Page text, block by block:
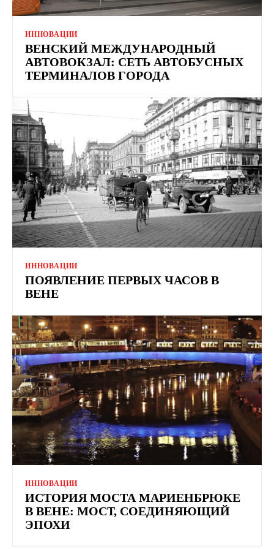
ИННОВАЦИИ
ВЕНСКИЙ МЕЖДУНАРОДНЫЙ
АВТОВОКЗАЛ: СЕТЬ АВТОБУСНЫХ
ТЕРМИНАЛОВ ГОРОДА
ИННОВАЦИИ
ПОЯВЛЕНИЕ ПЕРВЫХ ЧАСОВ В
ВЕНЕ
ИННОВАЦИИ
ИСТОРИЯ МОСТА МАРИЕНБРЮКЕ
В ВЕНЕ: МОСТ, СОЕДИНЯЮЩИЙ
ЭПОХИ